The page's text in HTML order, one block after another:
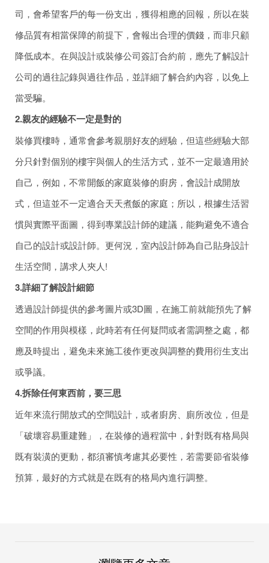
司，會希望客戶的每一份支出，獲得相應的回報，所以在裝
修品質有相當保障的前提下，會報出合理的價錢，而非只顧
降低成本。在與設計或裝修公司簽訂合約前，應先了解設計
公司的過往記錄與過往作品，並詳細了解合約內容，以免上
當受騙。
2.親友的經驗不一定是對的
裝修買樓時，通常會參考親朋好友的經驗，但這些經驗大部
分只針對個別的樓宇與個人的生活方式，並不一定最適用於
自己，例如，不常開飯的家庭裝修的廚房，會設計成開放
式，但這並不一定適合天天煮飯的家庭；所以，根據生活習
慣與實際平面圖，得到專業設計師的建議，能夠避免不適合
自己的設計或設計師。更何況，室內設計師為自己貼身設計
生活空間，講求人夾人!
3.詳細了解設計細節
透過設計師提供的參考圖片或3D圖，在施工前就能預先了解
空間的作用與模樣，此時若有任何疑問或者需調整之處，都
應及時提出，避免未來施工後作更改與調整的費用衍生支出
或爭議。
4.拆除任何東西前，要三思
近年來流行開放式的空間設計，或者廚房、廁所改位，但是
「破壞容易重建難」，在裝修的過程當中，針對既有格局與
既有裝潢的更動，都須審慎考慮其必要性，若需要節省裝修
預算，最好的方式就是在既有的格局內進行調整。